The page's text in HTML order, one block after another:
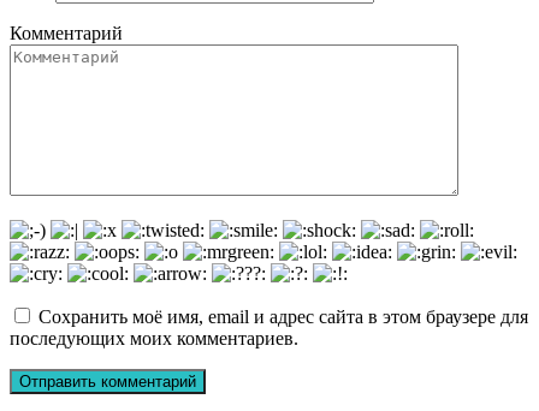
Комментарий
Сохранить моё имя, email и адрес сайта в этом браузере для
последующих моих комментариев.